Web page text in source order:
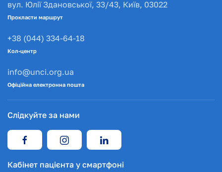
вул. Юлії Здановської, 33/43, Київ, 03022
Прокласти маршрут
+38 (044) 334-64-18
Кол-центр
info@unci.org.ua
Офіційна електронна пошта
Слідкуйте за нами
Кабінет пацієнта у смартфоні